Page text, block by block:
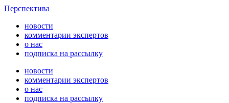
Перспектива
новости
комментарии экспертов
о нас
подписка на рассылку
новости
комментарии экспертов
о нас
подписка на рассылку